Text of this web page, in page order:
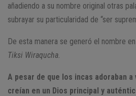
añadiendo a su nombre original otras
subrayar su particularidad de “ser
De esta manera se generó el nombre
Tiksi Wiraqucha.
A pesar de que los incas adoraban
creían en un Dios principal y